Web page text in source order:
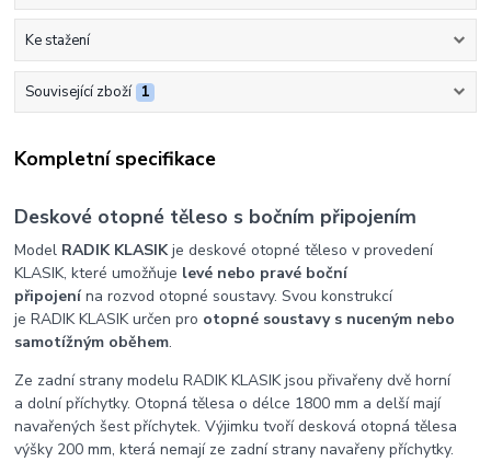
Ke stažení
Související zboží 1
Kompletní specifikace
Deskové otopné těleso s bočním připojením
Model RADIK KLASIKje deskové otopné těleso v provedení
KLASIK, které umožňuje levé nebo pravé boční
připojenína rozvod otopné soustavy. Svou konstrukcí
je RADIK KLASIK určen pro otopné soustavy s nuceným nebo
samotížným oběhem.
Ze zadní strany modelu RADIK KLASIK jsou přivařeny dvě horní
a dolní příchytky. Otopná tělesa o délce 1800 mm a delší mají
navařených šest příchytek. Výjimku tvoří desková otopná tělesa
výšky 200 mm, která nemají ze zadní strany navařeny příchytky.